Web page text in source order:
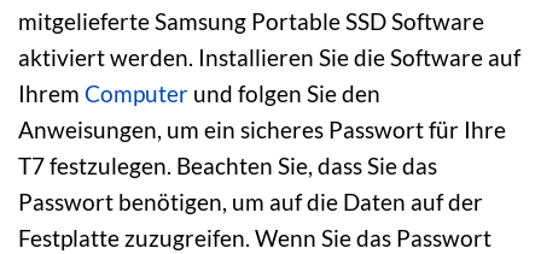
mitgelieferte Samsung Portable SSD Software
aktiviert werden. Installieren Sie die Software auf
Ihrem Computer und folgen Sie den
Anweisungen, um ein sicheres Passwort für Ihre
T7 festzulegen. Beachten Sie, dass Sie das
Passwort benötigen, um auf die Daten auf der
Festplatte zuzugreifen. Wenn Sie das Passwort